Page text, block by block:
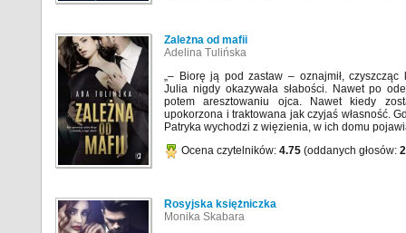
Zależna od mafii
Adelina Tulińska
„– Biorę ją pod zastaw – oznajmił, czyszcząc
Julia nigdy okazywała słabości. Nawet po
potem aresztowaniu ojca. Nawet kiedy
upokorzona i traktowana jak czyjaś własność.
Patryka wychodzi z więzienia, w ich domu
Ocena czytelników: 4.75 (oddanych głosów: 2
Rosyjska księżniczka
Monika Skabara